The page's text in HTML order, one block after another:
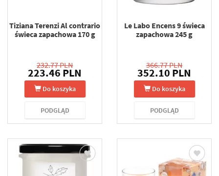
Tiziana Terenzi Al contrario
świeca zapachowa 170 g
232.77 PLN
223.46 PLN
Do koszyka
PODGLĄD
Le Labo Encens 9 świeca
zapachowa 245 g
366.77 PLN
352.10 PLN
Do koszyka
PODGLĄD